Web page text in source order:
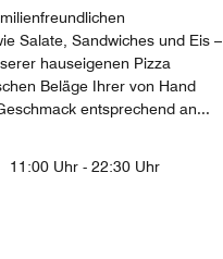
Salate, Sandwiches und Eis –
hauseigenen Pizza
Beläge Ihrer von Hand
entsprechend an...
11:00 Uhr - 22:30 Uhr